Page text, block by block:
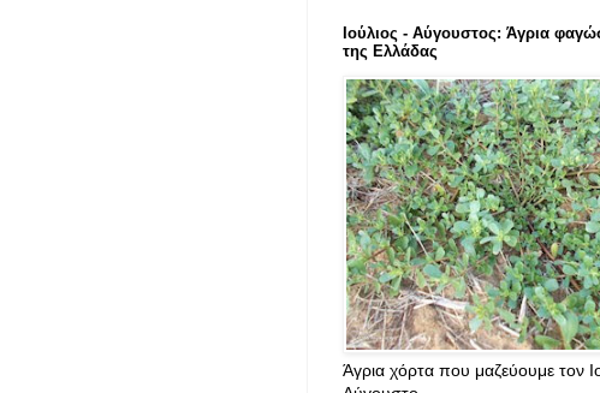
Ιούλιος - Αύγουστος: Άγρια
της Ελλάδας
Άγρια χόρτα που μαζεύουμε τον